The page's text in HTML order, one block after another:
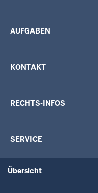
AUFGABEN
KONTAKT
RECHTS-INFOS
SERVICE
Übersicht